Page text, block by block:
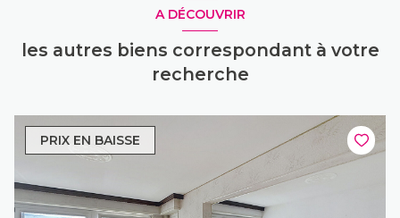
A DÉCOUVRIR
les autres biens correspondant à votre
recherche
PRIX EN BAISSE